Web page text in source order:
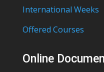
International Weeks
Offered Courses
Online